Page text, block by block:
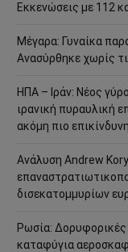
Εκκενώσεις με 112
Μέγαρα: Γυναίκα
Ανασύρθηκε χωρίς
ΗΠΑ – Ιράν: Νέος
ιρανική πυραυλική
ακόμη πιο
Ανάλυση Andrew
δισεκατομμυρίων
Ρωσία:
καταφύγια